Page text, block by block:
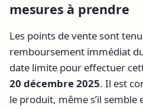
mesures à prendre
Les points de vente sont
remboursement immédiat
date limite pour effectuer
20 décembre 2025. Il est
le produit, même s’il semble